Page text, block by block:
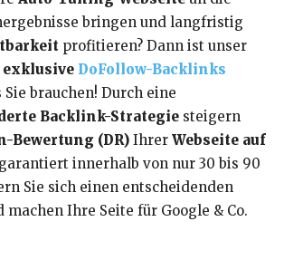
bringen und langfristig
profitieren? Dann ist unser
exklusive DoFollow-Backlinks
Sie brauchen! Durch eine
Backlink-Strategie steigern
Bewertung (DR) Ihrer Webseite auf
innerhalb von nur 30 bis 90
Sie sich einen entscheidenden
machen Ihre Seite für Google & Co.